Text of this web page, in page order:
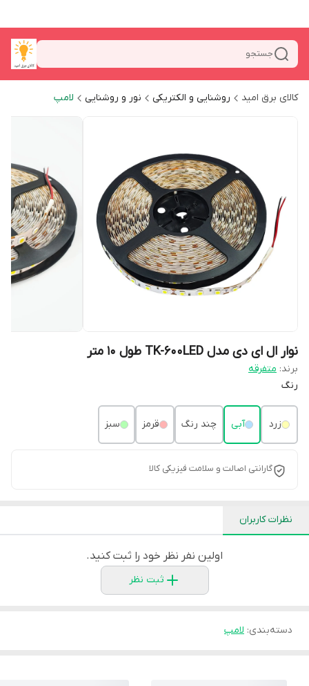
جستجو
کالای برق امید روشنایی و الکتریکی نور و روشنایی لامپ
نوار ال ای دی مدل TK-600LED طول 10 متر
برند: متفرقه
رنگ
زرد آبی چند رنگ قرمز سبز
گارانتی اصالت و سلامت فیزیکی کالا
نظرات کاربران
اولین نفر نظر خود را ثبت کنید.
ثبت نظر
دسته‌بندی: لامپ